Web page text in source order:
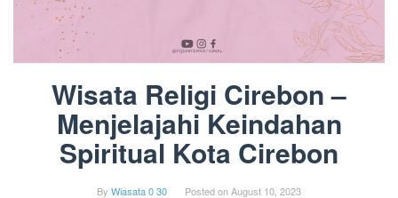
Wisata Religi Cirebon –
Menjelajahi Keindahan
Spiritual Kota Cirebon
By Wiasata 0 30 Posted onAugust 10, 2023